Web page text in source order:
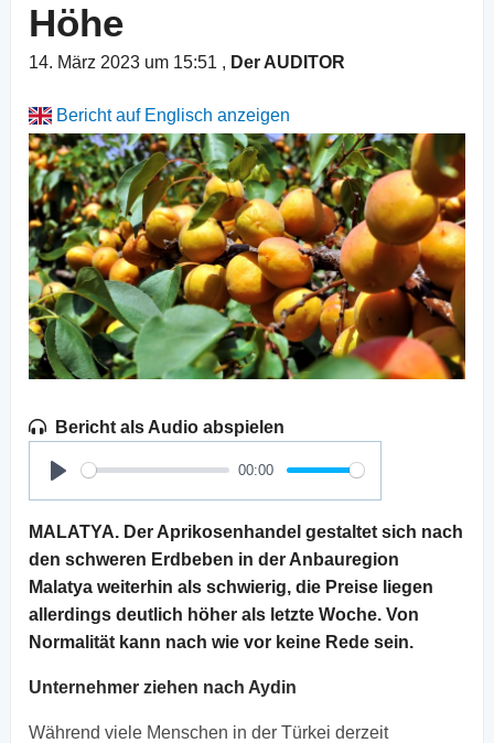
Höhe
14. März 2023 um 15:51 , Der AUDITOR
Bericht auf Englisch anzeigen
Bericht als Audio abspielen
Play
00:00
MALATYA. Der Aprikosenhandel gestaltet sich nach
den schweren Erdbeben in der Anbauregion
Malatya weiterhin als schwierig, die Preise liegen
allerdings deutlich höher als letzte Woche. Von
Normalität kann nach wie vor keine Rede sein.
Unternehmer ziehen nach Aydin
Während viele Menschen in der Türkei derzeit